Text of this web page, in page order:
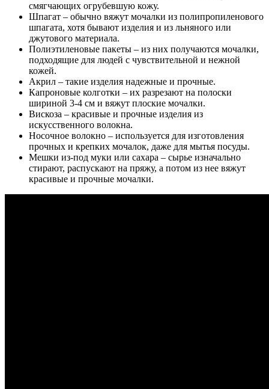
смягчающих огрубевшую кожу.
Шпагат – обычно вяжут мочалки из полипропиленового
шпагата, хотя бывают изделия и из льняного или
джутового материала.
Полиэтиленовые пакеты – из них получаются мочалки,
подходящие для людей с чувствительной и нежной
кожей.
Акрил – такие изделия надежные и прочные.
Капроновые колготки – их разрезают на полоски
шириной 3-4 см и вяжут плоские мочалки.
Вискоза – красивые и прочные изделия из
искусственного волокна.
Носочное волокно – используется для изготовления
прочных и крепких мочалок, даже для мытья посуды.
Мешки из-под муки или сахара – сырье изначально
стирают, распускают на пряжу, а потом из нее вяжут
красивые и прочные мочалки.